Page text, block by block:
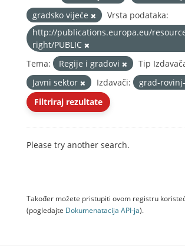
gradsko vijeće
Vrsta podataka:
http://publications.europa.eu/
right/PUBLIC
Tema:
Regije i gradovi
Tip
Javni sektor
Izdavači:
grad-
Filtriraj rezultate
Please try another search.
Također možete pristupiti ovom registru
(pogledajte Dokumenаtаcijа API-jа).